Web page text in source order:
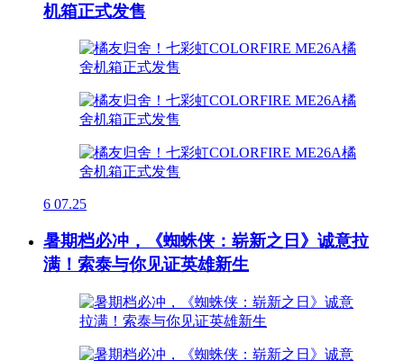
机箱正式发售
6 07.25
暑期档必冲，《蜘蛛侠：崭新之日》诚意拉
满！索泰与你见证英雄新生